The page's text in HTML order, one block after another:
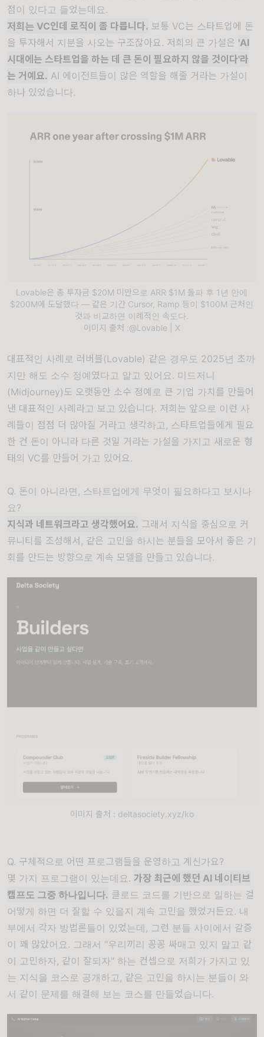
점이 있다고 들었는데요.
저희는 VC인데 로직이 좀 다릅니다. 보통 VC는 스타트업에 돈
을 투자해서 지분을 사오는 구조잖아요. 저희의 큰 가설은 'AI
시대에는 스타트업을 하는 데 큰 돈이 필요하지 않을 것이다'라
는 거예요. AI 에이전트들이 많은 역할을 해줄 거라는 가설이
하나 있었습니다.
Lovable은 총 투자금 $20M 미만으로 ARR $1M 돌파 후 1년 만에
$200M에 도달했다 — 같은 기간 Cursor, Ramp 등이 $100M 근처인
것과 비교하면 이례적인 속도다.
이미지 출처 :@Lovable | X
대표적인 사례로 러버블(Lovable) 같은 경우도 2025년 초까
지만 해도 소수 정예였다고 알고 있어요. 미드저니
(Midjourney)도 오랫동안 소수 정예로 큰 기업 가치를 만들어
낸 대표적인 사례라고 보고 있습니다. 저희는 앞으로 이런 사
례들이 점점 더 많아질 거라고 생각하고, 스타트업들에게 필요
한 건 돈이 아니라 다른 것일 거라는 가설을 가지고 새로운 형
태의 VC를 만들어 가고 있어요.
Q. 돈이 아니라면, 스타트업에게 무엇이 필요하다고 보시나
요?
지식과 네트워크라고 생각했어요. 그래서 지식을 중심으로 커
뮤니티를 조성해서, 같은 고민을 하시는 분들을 모아서 좋은 기
회를 만드는 방향으로 계속 모델을 만들고 있습니다.
이미지 출처 : deltasociety.xyz/ko
Q. 구체적으로 어떤 프로그램들을 운영하고 계신가요?
몇 가지 프로그램이 있는데요. 가장 최근에 했던 AI 네이티브
캠프도 그중 하나입니다. 클로드 코드를 기반으로 일하는 걸
어떻게 하면 더 잘할 수 있을지 계속 고민을 했었거든요. 내
부에서 각자 방법론들이 있었는데, 그런 분들 사이에서 갈증
이 꽤 많았어요. 그래서 "우리끼리 꽁꽁 싸매고 있지 말고 같
이 고민하자, 같이 잘되자" 하는 컨셉으로 저희가 가지고 있
는 지식을 코스로 공개하고, 같은 고민을 하시는 분들이 와
서 같이 문제를 해결해 보는 코스를 만들었습니다.